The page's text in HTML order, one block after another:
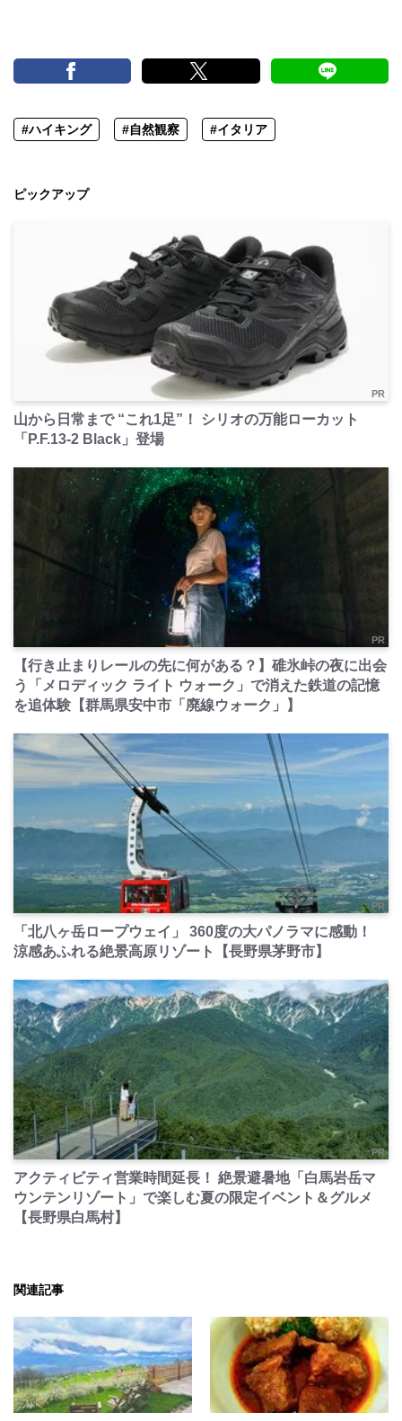
#ハイキング #自然観察 #イタリア
ピックアップ
PR
山から日常まで “これ1足”！ シリオの万能ローカット
「P.F.13-2 Black」登場
PR
【行き止まりレールの先に何がある？】碓氷峠の夜に出会
う「メロディック ライト ウォーク」で消えた鉄道の記憶
を追体験【群馬県安中市「廃線ウォーク」】
PR
「北八ヶ岳ロープウェイ」 360度の大パノラマに感動！
涼感あふれる絶景高原リゾート【長野県茅野市】
PR
アクティビティ営業時間延長！ 絶景避暑地「白馬岩岳マ
ウンテンリゾート」で楽しむ夏の限定イベント＆グルメ
【長野県白馬村】
関連記事